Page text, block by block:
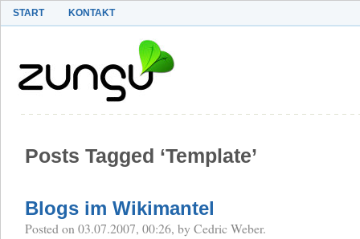
START KONTAKT
Posts Tagged ‘Template’
Blogs im Wikimantel
Posted on 03.07.2007, 00:26, by Cedric Weber.